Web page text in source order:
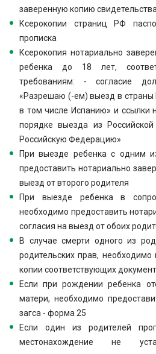
заверенную копию
Ксерокопии страниц РФ
прописка
Ксерокопия нотариально
ребенка до 18 лет,
требованиям: - согласие
«Разрешаю (-ем) выезд в страны
в том числе Испанию» и ссылки
порядке выезда из
Российскую Федерацию»
При выезде ребенка с одним
предоставить нотариально
выезд от второго родителя
При выезде ребенка в
необходимо предоставить
согласия на выезд от обоих
В случае смерти одного из
родительских прав, необходимо
копии соответствующих
Если при рождении ребенка
матери, необходимо
загса - форма 25
Если один из родителей
местонахождение не